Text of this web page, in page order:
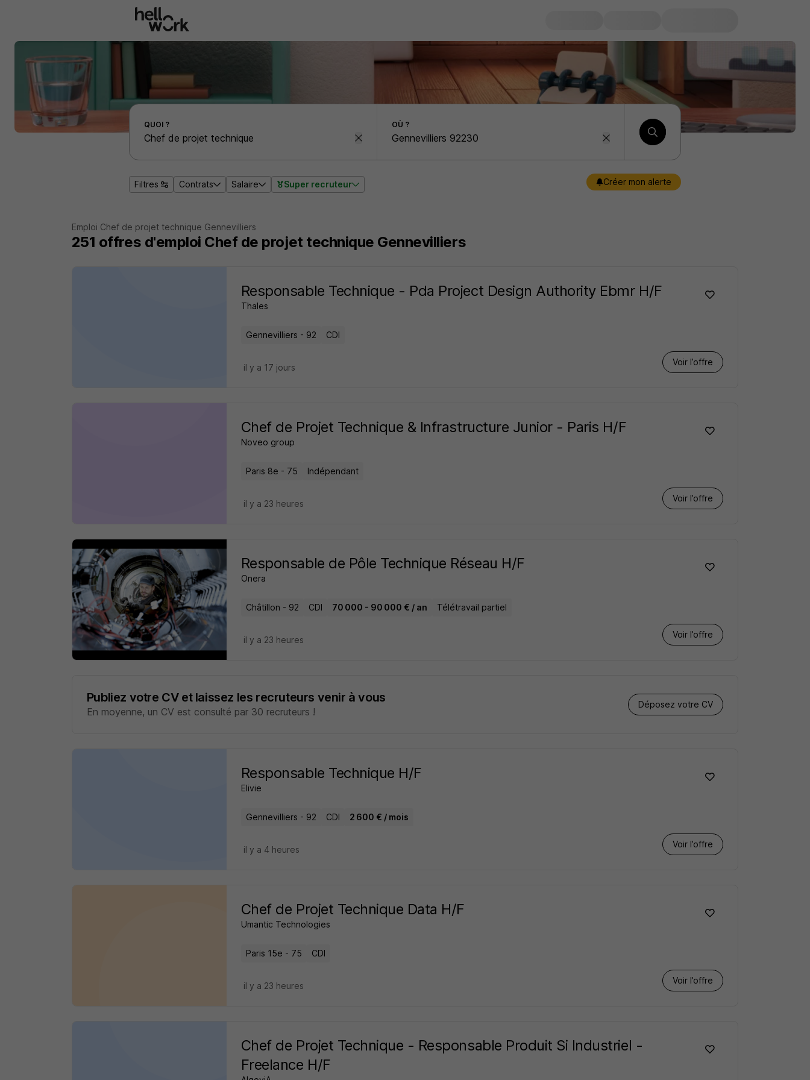
Effectuer une recherche d'emploi par localité
QUOI ? OÙ ?
Filtres Contrats Salaire Super recruteur Créer mon alerte
Emploi Chef de projet technique Gennevilliers
251 offres d'emploi Chef de projet technique Gennevilliers
Responsable Technique - Pda Project Design Authority Ebmr H/F
Thales
Gennevilliers - 92 CDI
Voir l’offre
il y a 17 jours
Chef de Projet Technique & Infrastructure Junior - Paris H/F
Noveo group
Paris 8e - 75 Indépendant
Voir l’offre
il y a 23 heures
Responsable de Pôle Technique Réseau H/F
Onera
Châtillon - 92 CDI 70 000 - 90 000 € / an Télétravail partiel
Voir l’offre
il y a 23 heures
Publiez votre CV et laissez les recruteurs venir à vous
En moyenne, un CV est consulté par 30 recruteurs !
Déposez votre CV
Responsable Technique H/F
Elivie
Gennevilliers - 92 CDI 2 600 € / mois
Voir l’offre
il y a 4 heures
Chef de Projet Technique Data H/F
Umantic Technologies
Paris 15e - 75 CDI
Voir l’offre
il y a 23 heures
Chef de Projet Technique - Responsable Produit Si Industriel -
Freelance H/F